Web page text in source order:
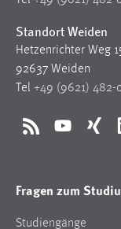
Standort Weiden
Hetzenrichter Weg
92637 Weiden
Tel +49 (9621) 482-
RSS YouTubeXing
Fragen zum
Studiengänge